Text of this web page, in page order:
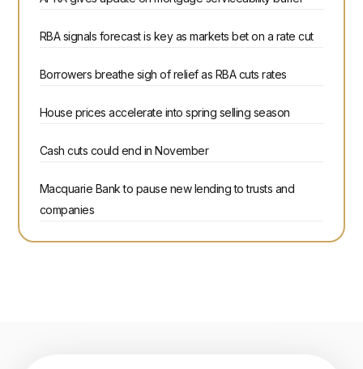
RBA signals forecast is key as markets bet on a rate cut
Borrowers breathe sigh of relief as RBA cuts rates
House prices accelerate into spring selling season
Cash cuts could end in November
Macquarie Bank to pause new lending to trusts and
companies